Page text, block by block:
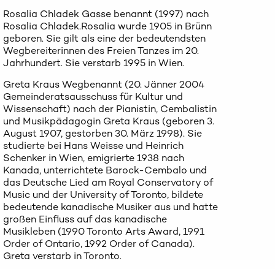
Rosalia Chladek Gasse benannt (1997) nach
Rosalia Chladek.Rosalia wurde 1905 in Brünn
geboren. Sie gilt als eine der bedeutendsten
Wegbereiterinnen des Freien Tanzes im 20.
Jahrhundert. Sie verstarb 1995 in Wien.
Greta Kraus Wegbenannt (20. Jänner 2004
Gemeinderatsausschuss für Kultur und
Wissenschaft) nach der Pianistin, Cembalistin
und Musikpädagogin Greta Kraus (geboren 3.
August 1907, gestorben 30. März 1998). Sie
studierte bei Hans Weisse und Heinrich
Schenker in Wien, emigrierte 1938 nach
Kanada, unterrichtete Barock-Cembalo und
das Deutsche Lied am Royal Conservatory of
Music und der University of Toronto, bildete
bedeutende kanadische Musiker aus und hatte
großen Einfluss auf das kanadische
Musikleben (1990 Toronto Arts Award, 1991
Order of Ontario, 1992 Order of Canada).
Greta verstarb in Toronto.